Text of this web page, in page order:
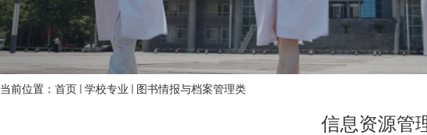
当前位置： 首页 学校专业 图书情报与档案管理类
信息资源管